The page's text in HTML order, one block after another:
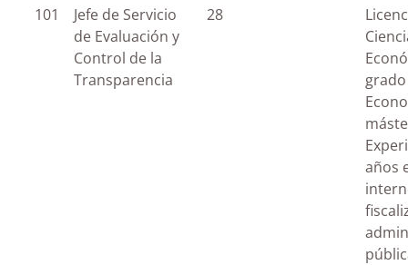
101
Jefe de Servicio
de Evaluación y
Control de la
Transparencia
28
años